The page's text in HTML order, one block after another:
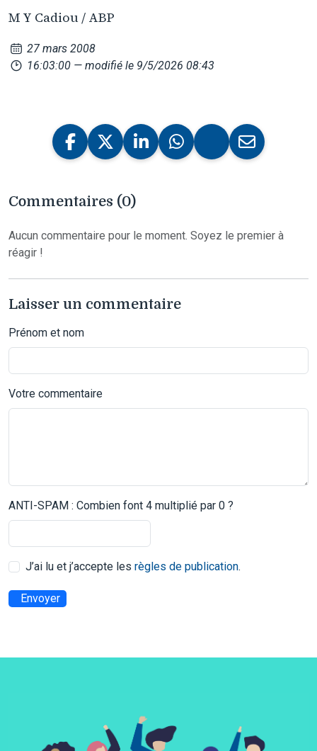
M Y Cadiou / ABP
27 mars 2008
16:03:00 — modifié le 9/5/2026 08:43
Commentaires (0)
Aucun commentaire pour le moment. Soyez le premier à
réagir !
Laisser un commentaire
Prénom et nom
Votre commentaire
ANTI-SPAM : Combien font 4 multiplié par 0 ?
J’ai lu et j’accepte les règles de publication.
Envoyer